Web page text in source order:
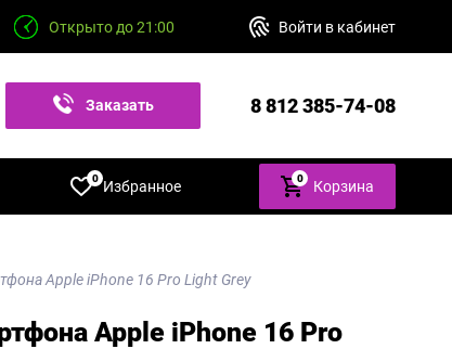
Открыто до 21:00 Войти в кабинет
Заказать 8 812 385-74-08
Избранное
0 0 Корзина
Apple iPhone 16 Pro Light Grey
Apple iPhone 16 Pro